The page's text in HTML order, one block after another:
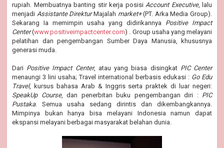
rupiah. Membuatnya banting stir kerja posisi Account Executive, lalu
menjadi Assistante DirekturMajalah market+(PT. Arka Media Group).
Sekarang Ia memimpin usaha yang didirikannya Positive Impact
Center(www.positiveimpactcenter.com) . Group usaha yang melayani
pelatihan dan pengembangan Sumber Daya Manusia, khususnya
generasi muda.
Dari Positive Impact Center, atau yang biasa disingkat PIC Center
menaungi 3 lini usaha; Travel international berbasis edukasi : Go Edu
Travel, kursus bahasa Arab & Inggris serta praktek di luar negeri:
SpeakUp Course, dan penerbitan buku pengembangan diri : PIC
Pustaka. Semua usaha sedang dirintis dan dikembangkannya.
Mimpinya bukan hanya bisa melayani Indonesia namun dapat
ekspansi melayani berbagai masyarakat belahan dunia.